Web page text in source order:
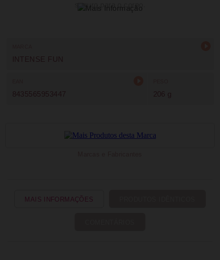
seguro para o corpo.
INTENSE FUN
8435565953447 206 g
MAIS INFORMAÇÕES